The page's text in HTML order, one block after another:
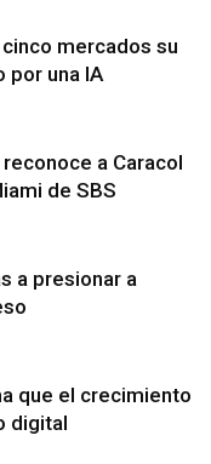
mercados su
por una IA
a Caracol
de SBS
a presionar a
que el crecimiento
digital